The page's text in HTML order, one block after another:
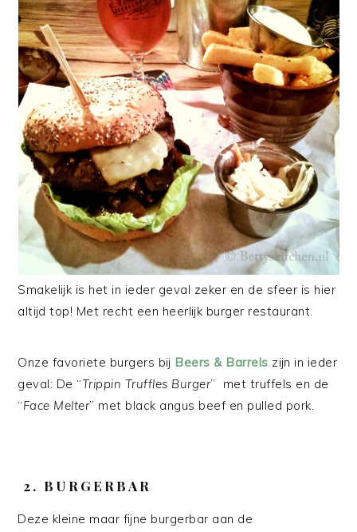
Smakelijk is het in ieder geval zeker en de sfeer is hier
altijd top! Met recht een heerlijk burger restaurant.
Onze favoriete burgers bij Beers & Barrels zijn in ieder
geval: De “Trippin Truffles Burger” met truffels en de
“Face Melter” met black angus beef en pulled pork.
2. BURGERBAR
Deze kleine maar fijne burgerbar aan de